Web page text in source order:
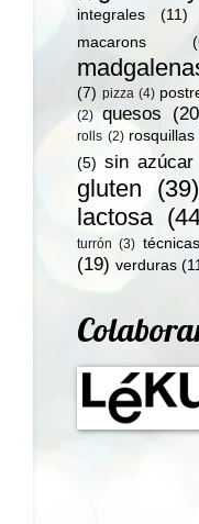
integrales
(11)
macarons
(7) pizza (4)
(2) quesos
rolls (2) rosquillas
(5) sin azúcar
gluten
(39)
lactosa
turrón (3) técnicas
(19) verduras